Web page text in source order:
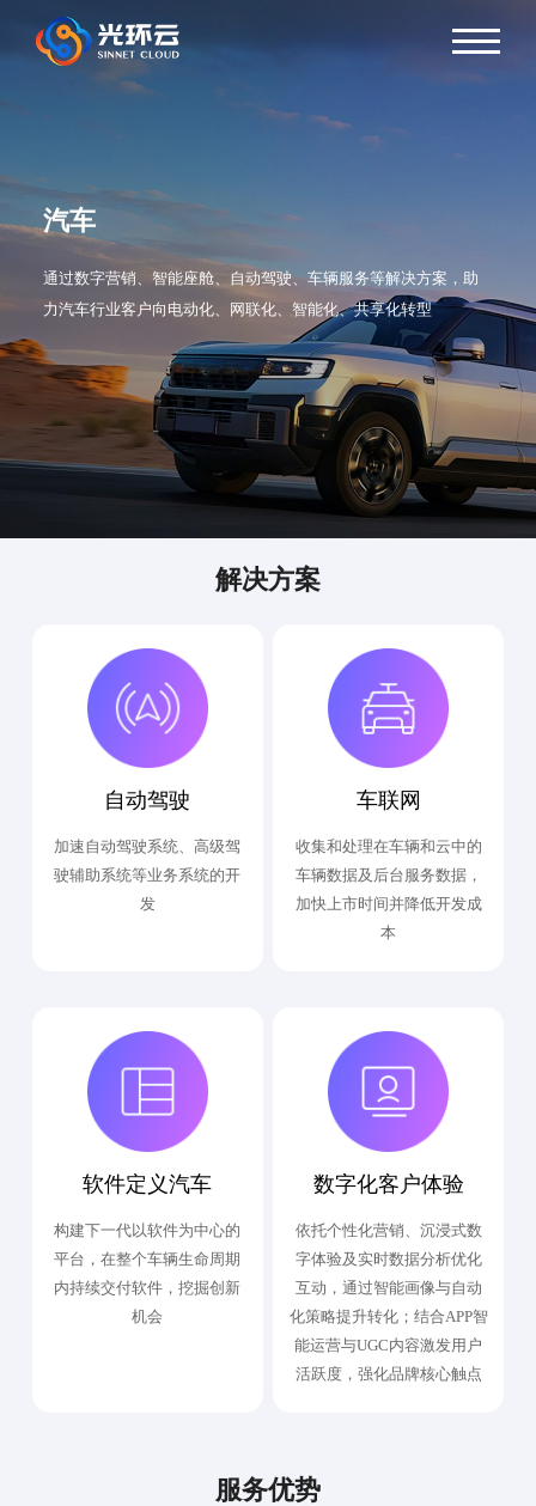
汽车
通过数字营销、智能座舱、自动驾驶、车辆服务等解决方案，助
力汽车行业客户向电动化、网联化、智能化、共享化转型
解决方案
自动驾驶
加速自动驾驶系统、高级驾
驶辅助系统等业务系统的开
发
车联网
收集和处理在车辆和云中的
车辆数据及后台服务数据，
加快上市时间并降低开发成
本
软件定义汽车
构建下一代以软件为中心的
平台，在整个车辆生命周期
内持续交付软件，挖掘创新
机会
数字化客户体验
依托个性化营销、沉浸式数
字体验及实时数据分析优化
互动，通过智能画像与自动
化策略提升转化；结合APP智
能运营与UGC内容激发用户
活跃度，强化品牌核心触点
服务优势